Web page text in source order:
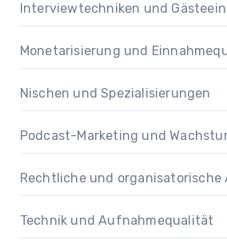
Interviewtechniken und
Monetarisierung und
Nischen und Spezialisierungen
Podcast-Marketing und
Rechtliche und organisatorische
Technik und Aufnahmequalität